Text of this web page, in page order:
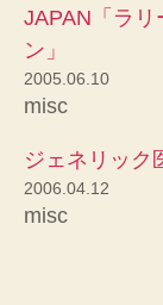
JAPAN「ラリ
ン」
2005.06.10
misc
ジェネリック
2006.04.12
misc